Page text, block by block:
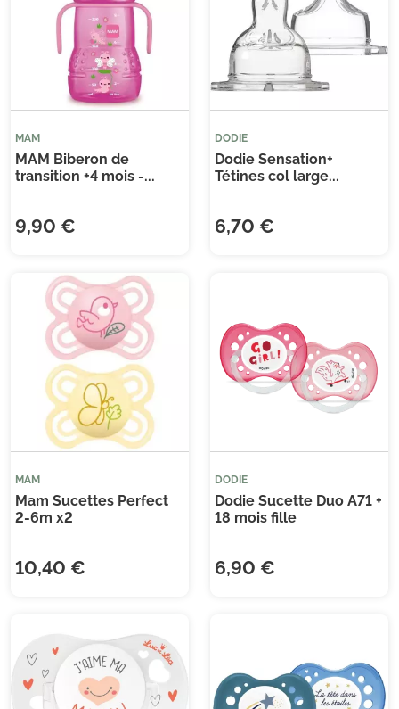
MAM
MAM Biberon de
transition +4 mois -...
9,90 €
DODIE
Dodie Sensation+
Tétines col large...
6,70 €
MAM
Mam Sucettes Perfect
2-6m x2
10,40 €
DODIE
Dodie Sucette Duo A71 +
18 mois fille
6,90 €